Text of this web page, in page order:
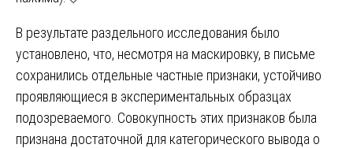
В результате раздельного исследования было
установлено, что, несмотря на маскировку, в письме
сохранились отдельные частные признаки, устойчиво
проявляющиеся в экспериментальных образцах
подозреваемого. Совокупность этих признаков была
признана достаточной для категорического вывода о